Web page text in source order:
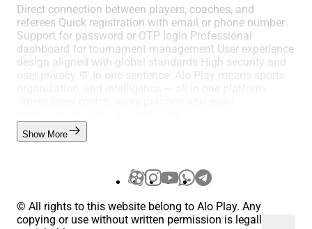
Direct connection between players, coaches, and
referees Quick registration with email or phone number
Support for password or OTP login Professional
dashboard for tournament management User experience
design aligned with global standards High security and
user privacy 💬 In one sentence: Alo Play means sports,
Show More
© All rights to this website belong to Alo Play. Any
copying or use without written permission is legally